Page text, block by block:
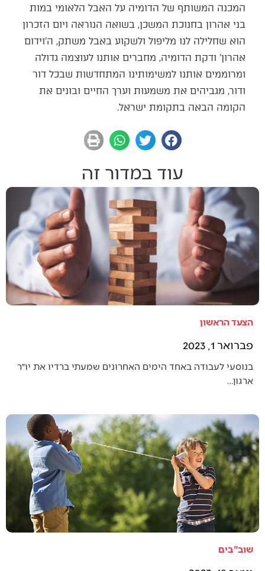
המכנה המשותף של הדומיה על האבל הלאומי במות
בני אהרון בחנוכת המשכן, בשואה הנוראה ויום הזכרון
הוא שחלילה לנו מליפול ולשקוע באבל משתק, ה'וידום
אהרון' ודקת הדומיה, מחברים אותנו לעוצמה גדולה
ומרוממים אותנו למשימותינו המתחדשות שבכל דור
ודור, מגביהים את משמעות וערך החיים ובונים את
הקומה הבאה בתקומת ישראל.
עוד במדור זה
הצעד הראשון
פברואר 1, 2023
בנוסעי לעבודה באחד הימים האחרונים שמעתי ברדיו את יו״ר
ארגון…
שוב"בים